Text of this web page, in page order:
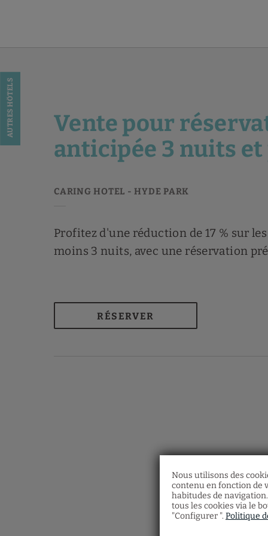
Nous utilisons des
contenu en fonction de
habitudes de
tous les cookies via le
"Configurer ". Politique
Vente pour
anticipée 3 nuits et
Profitez d'une réduction de 17 % sur
moins 3 nuits, avec une réservation
RÉSERVER
AUTRES HÔTELS